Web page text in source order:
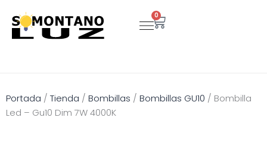
contenido
0
Carrito
Portada / Tienda / Bombillas / Bombillas GU10 / Bombilla
Led – Gu10 Dim 7W 4000K